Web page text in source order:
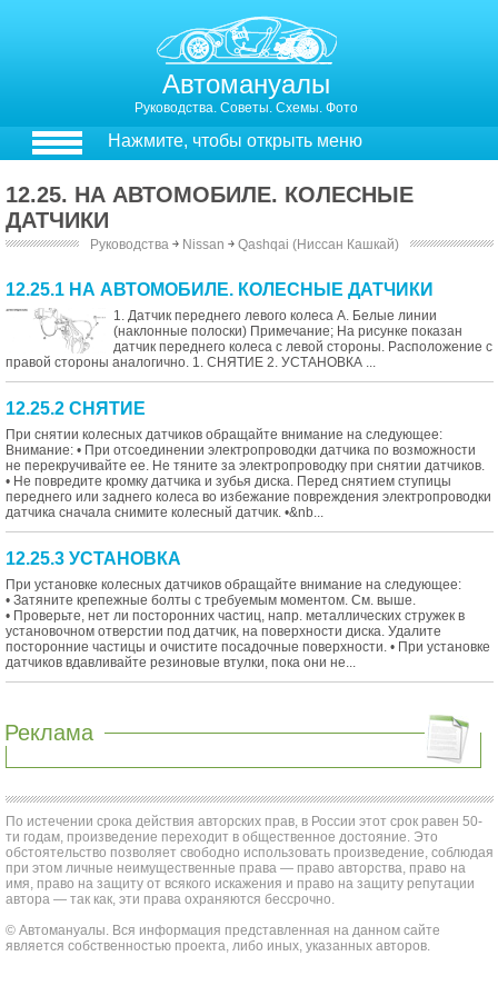
Автомануалы
Руководства. Советы. Схемы. Фото
Нажмите, чтобы открыть меню
12.25. НА АВТОМОБИЛЕ. КОЛЕСНЫЕ
ДАТЧИКИ
Руководства ￫ Nissan ￫ Qashqai (Ниссан Кашкай)
12.25.1 НА АВТОМОБИЛЕ. КОЛЕСНЫЕ ДАТЧИКИ
1. Датчик переднего левого колеса А. Белые линии
(наклонные полоски) Примечание; На рисунке показан
датчик переднего колеса с левой стороны. Расположение с
правой стороны аналогично. 1. СНЯТИЕ 2. УСТАНОВКА ...
12.25.2 СНЯТИЕ
При снятии колесных датчиков обращайте внимание на следующее:
Внимание: • При отсоединении электропроводки датчика по возможности
не перекручивайте ее. Не тяните за электропроводку при снятии датчиков.
• Не повредите кромку датчика и зубья диска. Перед снятием ступицы
переднего или заднего колеса во избежание повреждения электропроводки
датчика сначала снимите колесный датчик. •&nb...
12.25.3 УСТАНОВКА
При установке колесных датчиков обращайте внимание на следующее:
• Затяните крепежные болты с требуемым моментом. См. выше.
• Проверьте, нет ли посторонних частиц, напр. металлических стружек в
установочном отверстии под датчик, на поверхности диска. Удалите
посторонние частицы и очистите посадочные поверхности. • При установке
датчиков вдавливайте резиновые втулки, пока они не...
Реклама
По истечении срока действия авторских прав, в России этот срок равен 50-
ти годам, произведение переходит в общественное достояние. Это
обстоятельство позволяет свободно использовать произведение, соблюдая
при этом личные неимущественные права — право авторства, право на
имя, право на защиту от всякого искажения и право на защиту репутации
автора — так как, эти права охраняются бессрочно.
© Автомануалы. Вся информация представленная на данном сайте
является собственностью проекта, либо иных, указанных авторов.